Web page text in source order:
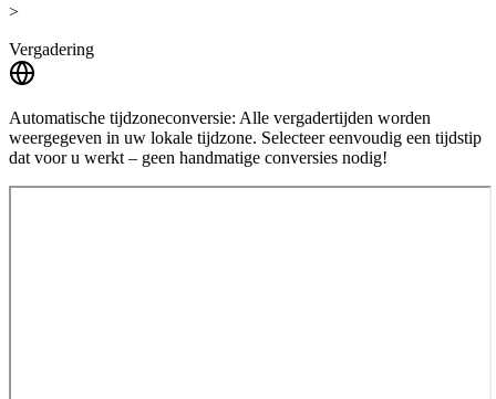
>
Vergadering
Automatische tijdzoneconversie: Alle vergadertijden worden
weergegeven in uw lokale tijdzone. Selecteer eenvoudig een tijdstip
dat voor u werkt – geen handmatige conversies nodig!